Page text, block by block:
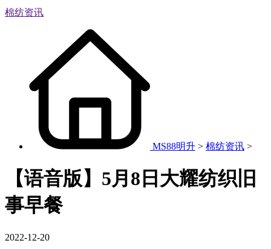
棉纺资讯
MS88明升 > 棉纺资讯 >
【语音版】5月8日大耀纺织旧
事早餐
2022-12-20